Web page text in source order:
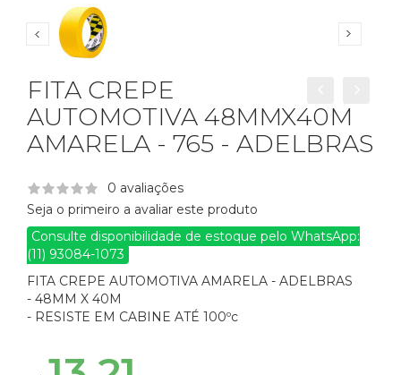
FITA CREPE
AUTOMOTIVA 48MMX40M
AMARELA - 765 - ADELBRAS
0 avaliações
Seja o primeiro a avaliar este produto
Consulte disponibilidade de estoque pelo WhatsApp:
(11) 93084-1073
FITA CREPE AUTOMOTIVA AMARELA - ADELBRAS
- 48MM X 40M
- RESISTE EM CABINE ATÉ 100ºc